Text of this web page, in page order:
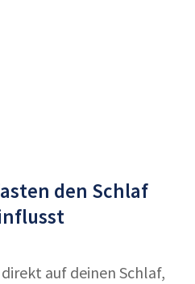
den Schlaf
auf deinen Schlaf,